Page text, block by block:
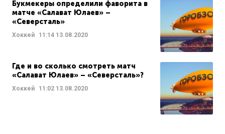
Букмекеры определили фаворита в
матче «Салават Юлаев» –
«Северсталь»
Хоккей 11:14 13.08.2020
Где и во сколько смотреть матч
«Салават Юлаев» – «Северсталь»?
Хоккей 11:02 13.08.2020